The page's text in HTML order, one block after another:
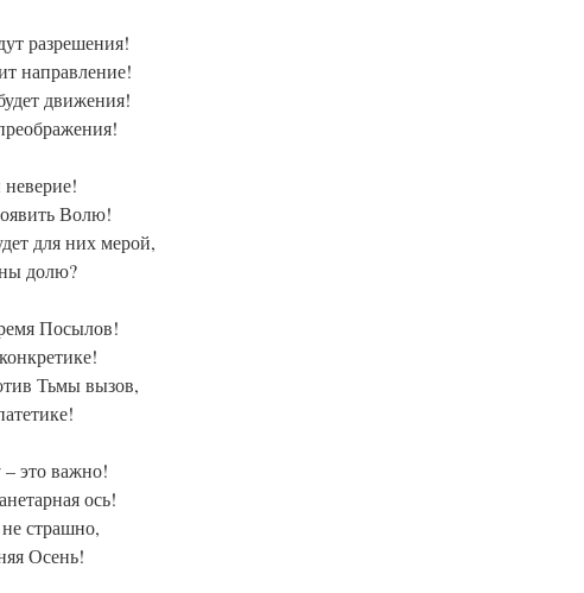
разрешения!
направление!
движения!
неверие!
Волю!
для них мерой,
долю?
Посылов!
Тьмы вызов,
это важно!
ось!
страшно,
Осень!